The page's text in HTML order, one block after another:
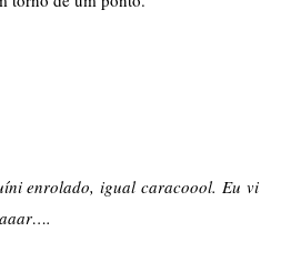
enrolado, igual caracoool. Eu vi